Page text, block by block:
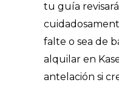
tu guía
falte o sea de
alquilar en
antelación si